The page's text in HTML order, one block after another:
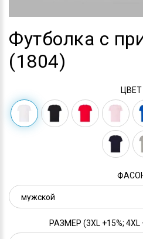
Футболка с
(1804)
ЦВЕТ
РАЗМЕР (3XL +15%; 4XL